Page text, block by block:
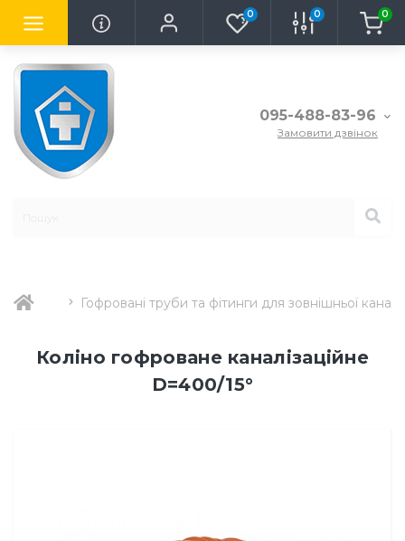
0 0 0
095-488-83-96
Замовити дзвінок
Гофровані труби та фітинги для зовнішньої
Коліно гофроване каналізаційне
D=400/15°